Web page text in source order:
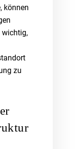
können
wichtig,
zu